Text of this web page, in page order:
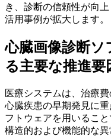
き、診断の信頼性が向
活用事例が拡大します。
心臓画像診断
る主要な推進要
医療システムは、治療
心臓疾患の早期発見に
フトウェアを用いるこ
構造的および機能的な